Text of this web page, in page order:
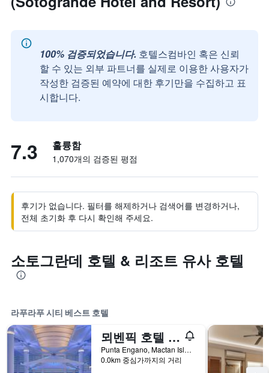
100% 검증되었습니다. 호텔스컴바인 혹은 신뢰
할 수 있는 외부 파트너를 실제로 이용한 사용자가
작성한 검증된 예약에 대한 후기만을 수집하고 표
시합니다.
7.3 훌륭함
1,070개의 검증된 평점
후기가 없습니다. 필터를 해제하거나 검색어를 변경하거나,
전체 초기화 후 다시 확인해 주세요.
소토그란데 호텔 & 리조트 유사 호텔
라푸라푸 시티 베스트 호텔
뫼벤픽 호텔 막탄 아일랜드 세부
Punta Engano, Mactan Island, 라푸라푸 시티, 필리핀
0.0km 중심가까지의 거리